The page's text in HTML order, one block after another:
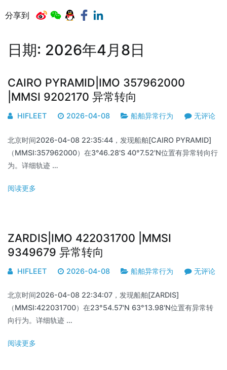
分享到
日期: 2026年4月8日
CAIRO PYRAMID|IMO 357962000
|MMSI 9202170 异常转向
HIFLEET 2026-04-08 船舶异常行为 无评论
北京时间2026-04-08 22:35:44，发现船舶[CAIRO PYRAMID]
（MMSI:357962000）在3°46.28'S 40°7.52'N位置有异常转向行
为。详细轨迹 …
阅读更多
ZARDIS|IMO 422031700 |MMSI
9349679 异常转向
HIFLEET 2026-04-08 船舶异常行为 无评论
北京时间2026-04-08 22:34:07，发现船舶[ZARDIS]
（MMSI:422031700）在23°54.57'N 63°13.98'N位置有异常转
向行为。详细轨迹 …
阅读更多